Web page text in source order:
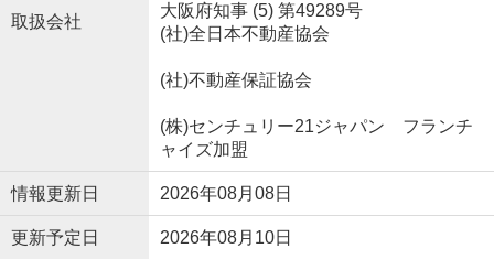
取扱会社
大阪府知事 (5) 第49289号
(社)全日本不動産協会
(社)不動産保証協会
(株)センチュリー21ジャパン フランチ
ャイズ加盟
情報更新日 2026年08月08日
更新予定日 2026年08月10日